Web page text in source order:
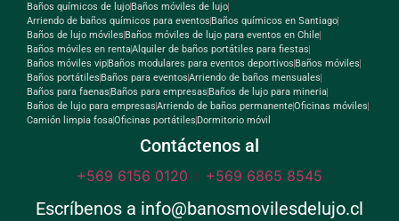
Baños químicos de lujo Baños móviles de lujo
Arriendo de baños químicos para eventos Baños químicos en Santiago
Baños de lujo móviles Baños móviles de lujo para eventos en Chile
Baños móviles en rentaAlquiler de baños portátiles para fiestas
Baños móviles vip Baños modulares para eventos deportivos Baños móviles
Baños portátiles Baños para eventosArriendo de baños mensuales
Baños para faenas Baños para empresas Baños de lujo para mineria
Baños de lujo para empresasArriendo de baños permanenteOficinas móviles
Camión limpia fosaOficinas portátiles Dormitorio móvil
Contáctenos al
+569 6156 0120 o +569 6865 8545
Escríbenos a info@banosmovilesdelujo.cl